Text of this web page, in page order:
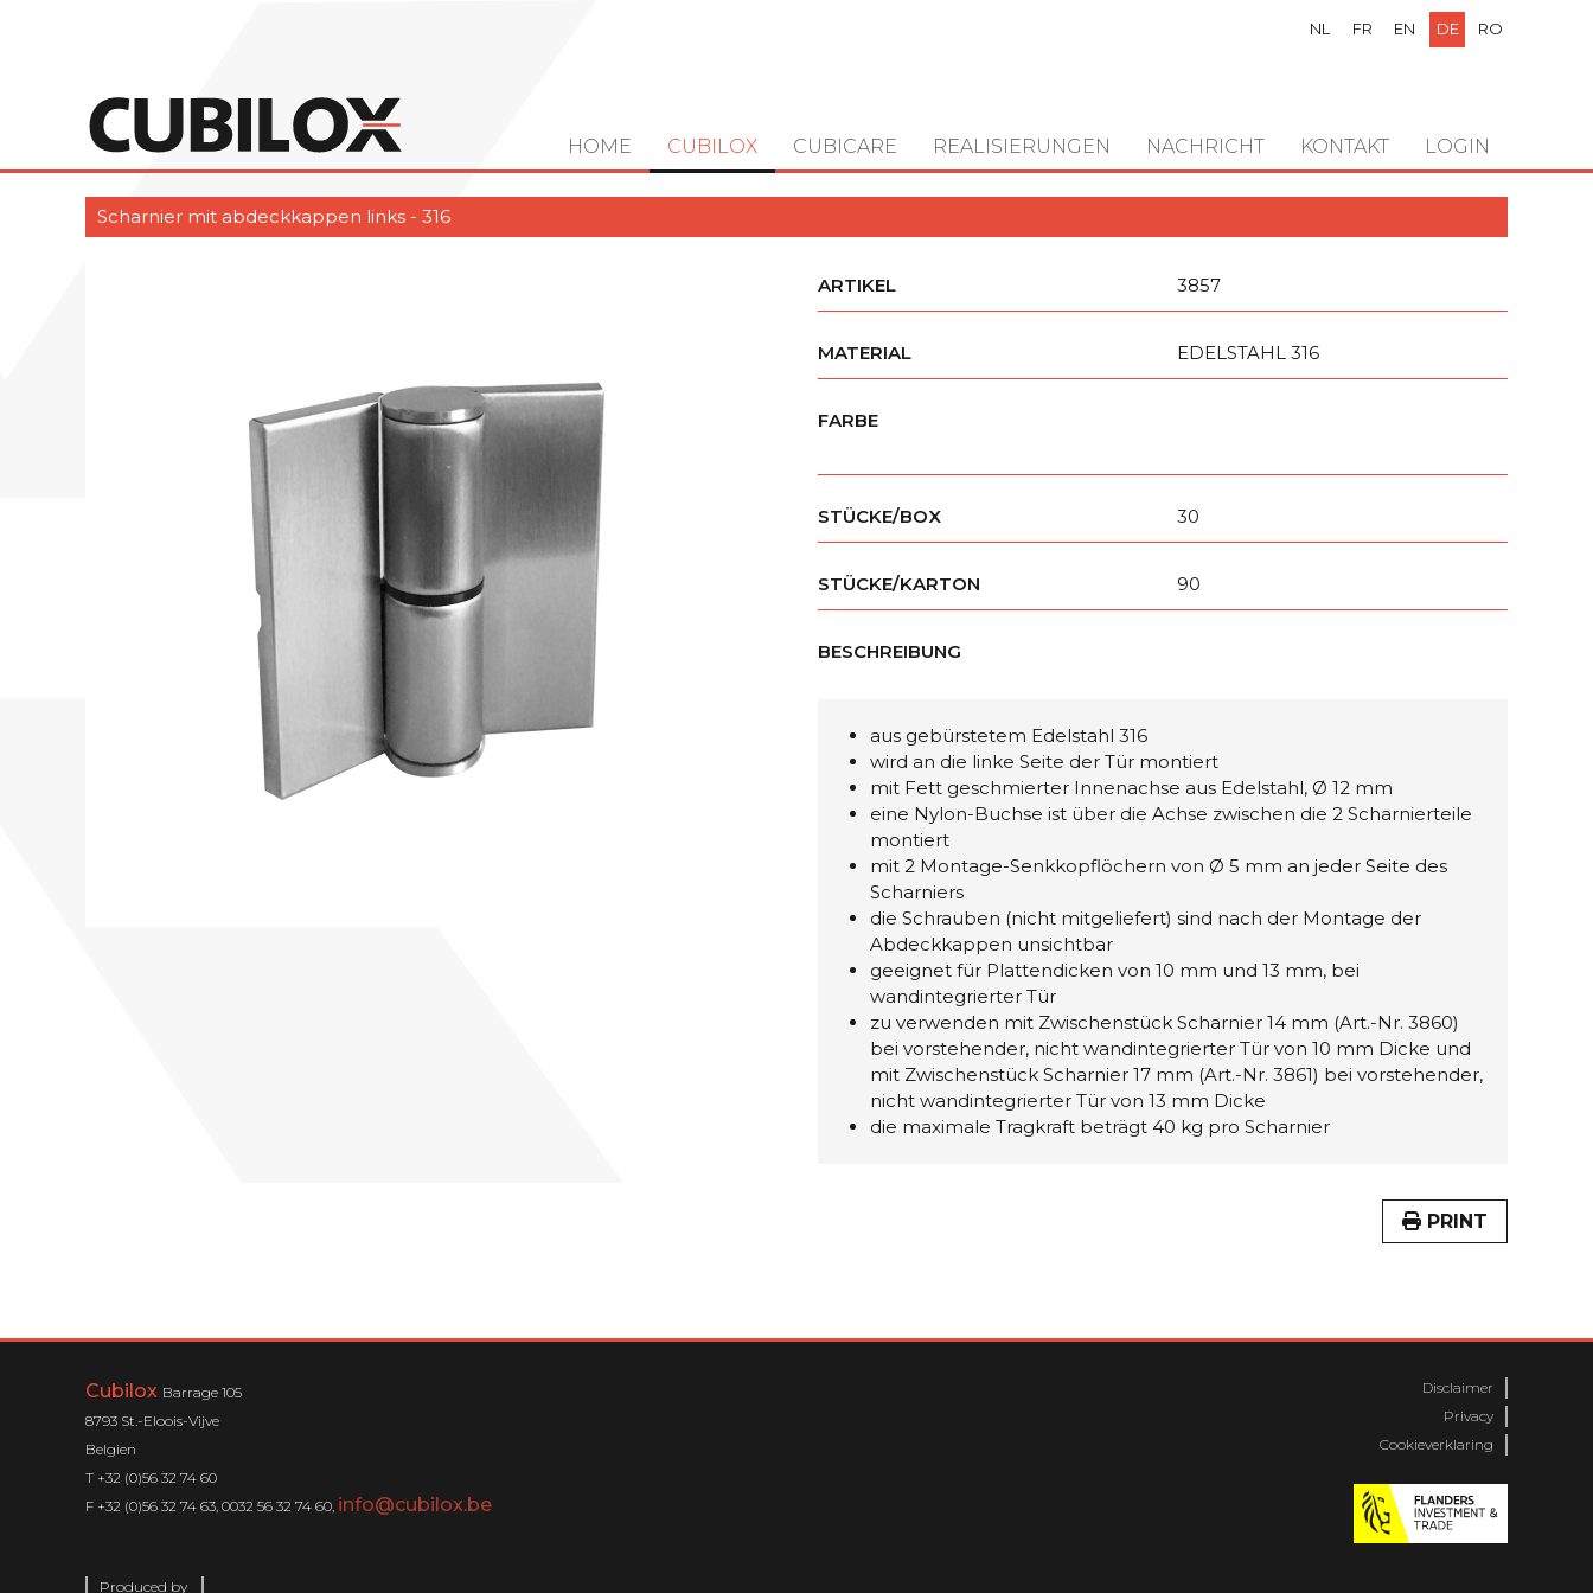
NL FR EN DE RO
HOME CUBILOX CUBICARE REALISIERUNGEN NACHRICHT KONTAKT LOGIN
Scharnier mit abdeckkappen links - 316
ARTIKEL 3857
MATERIAL EDELSTAHL 316
FARBE
STÜCKE/BOX 30
STÜCKE/KARTON 90
BESCHREIBUNG
aus gebürstetem Edelstahl 316
wird an die linke Seite der Tür montiert
mit Fett geschmierter Innenachse aus Edelstahl, Ø 12 mm
eine Nylon-Buchse ist über die Achse zwischen die 2 Scharnierteile
montiert
mit 2 Montage-Senkkopflöchern von Ø 5 mm an jeder Seite des
Scharniers
die Schrauben (nicht mitgeliefert) sind nach der Montage der
Abdeckkappen unsichtbar
geeignet für Plattendicken von 10 mm und 13 mm, bei
wandintegrierter Tür
zu verwenden mit Zwischenstück Scharnier 14 mm (Art.-Nr. 3860)
bei vorstehender, nicht wandintegrierter Tür von 10 mm Dicke und
mit Zwischenstück Scharnier 17 mm (Art.-Nr. 3861) bei vorstehender,
nicht wandintegrierter Tür von 13 mm Dicke
die maximale Tragkraft beträgt 40 kg pro Scharnier
PRINT
Cubilox Barrage 105
8793 St.-Eloois-Vijve
Belgien
T +32 (0)56 32 74 60
F +32 (0)56 32 74 63, 0032 56 32 74 60, info@cubilox.be
Produced by
Disclaimer
Privacy
Cookieverklaring